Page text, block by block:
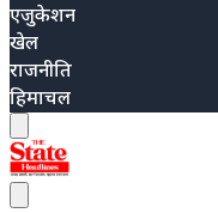
एजुकेशन
खेल
राजनीति
हिमाचल